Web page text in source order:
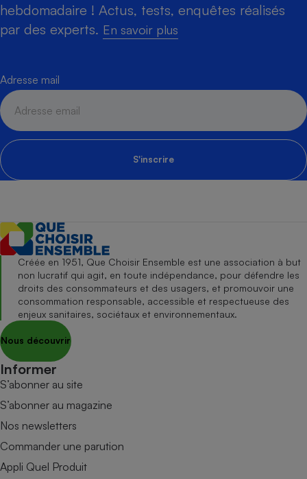
hebdomadaire ! Actus, tests, enquêtes réalisés
par des experts. En savoir plus
Adresse mail
S'inscrire
Créée en 1951, Que Choisir Ensemble est une association à but
non lucratif qui agit, en toute indépendance, pour défendre les
droits des consommateurs et des usagers, et promouvoir une
consommation responsable, accessible et respectueuse des
enjeux sanitaires, sociétaux et environnementaux.
Nous découvrir
Informer
S’abonner au site
S’abonner au magazine
Nos newsletters
Commander une parution
Appli Quel Produit